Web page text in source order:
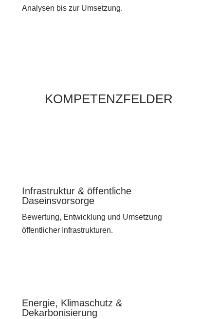
Analysen bis zur Umsetzung.
KOMPETENZFELDER
Infrastruktur & öffentliche
Daseinsvorsorge
Bewertung, Entwicklung und Umsetzung
öffentlicher Infrastrukturen.
Energie, Klimaschutz &
Dekarbonisierung